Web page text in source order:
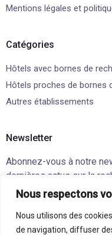
Nous respectons
Nous utilisons des
de navigation, diffuser
Mentions légales et
Catégories
Hôtels avec bornes de
Hôtels proches de bornes
Autres établissements
Newsletter
Abonnez-vous à notre
dernières actus sur la
Votre adresse email
En continuant, vous